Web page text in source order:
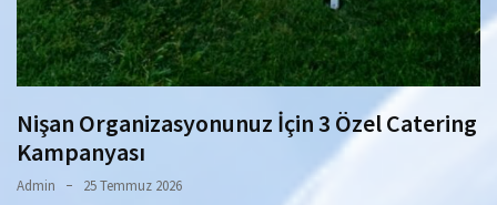
Nişan Organizasyonunuz İçin 3 Özel Catering
Kampanyası
Admin 25 Temmuz 2026